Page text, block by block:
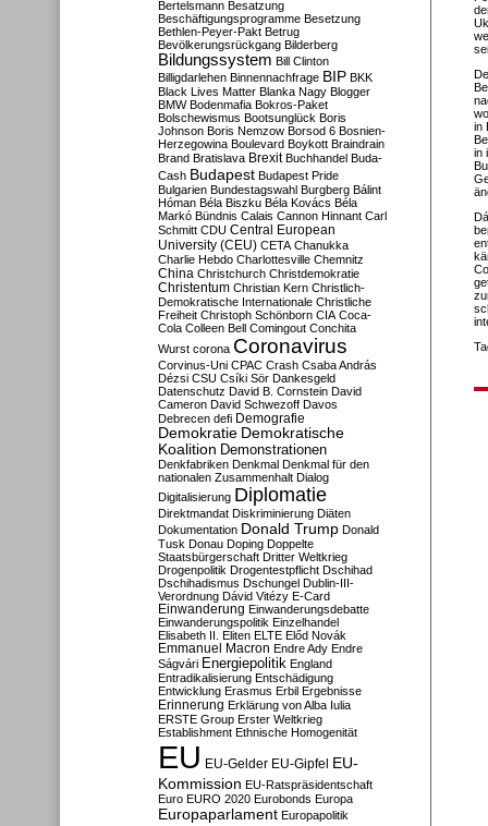
in
in
Bertelsmann Besatzung
Beschäftigungsprogramme Besetzung
Bethlen-Peyer-Pakt Betrug
Bevölkerungsrückgang Bilderberg
Bildungssystem Bill Clinton
Billigdarlehen Binnennachfrage BIP BKK
Black Lives Matter Blanka Nagy Blogger
BMW Bodenmafia Bokros-Paket
Bolschewismus Bootsunglück Boris
Johnson Boris Nemzow Borsod 6 Bosnien-
Herzegowina Boulevard Boykott Braindrain
Brand Bratislava Brexit Buchhandel Buda-
Cash Budapest Budapest Pride
Bulgarien Bundestagswahl Burgberg Bálint
Hóman Béla Biszku Béla Kovács Béla
Markó Bündnis Calais Cannon Hinnant Carl
Schmitt CDU Central European
University (CEU) CETA Chanukka
Charlie Hebdo Charlottesville Chemnitz
China Christchurch Christdemokratie
Christentum Christian Kern Christlich-
Demokratische Internationale Christliche
Freiheit Christoph Schönborn CIA Coca-
Cola Colleen Bell Comingout Conchita
Wurst corona Coronavirus
Corvinus-Uni CPAC Crash Csaba András
Dézsi CSU Csíki Sör Dankesgeld
Datenschutz David B. Cornstein David
Cameron David Schwezoff Davos
Debrecen defi Demografie
Demokratie Demokratische
Koalition Demonstrationen
Denkfabriken Denkmal Denkmal für den
nationalen Zusammenhalt Dialog
Digitalisierung Diplomatie
Direktmandat Diskriminierung Diäten
Dokumentation Donald Trump Donald
Tusk Donau Doping Doppelte
Staatsbürgerschaft Dritter Weltkrieg
Drogenpolitik Drogentestpflicht Dschihad
Dschihadismus Dschungel Dublin-III-
Verordnung Dávid Vitézy E-Card
Einwanderung Einwanderungsdebatte
Einwanderungspolitik Einzelhandel
Elisabeth II. Eliten ELTE Előd Novák
Emmanuel Macron Endre Ady Endre
Ságvári Energiepolitik England
Entradikalisierung Entschädigung
Entwicklung Erasmus Erbil Ergebnisse
Erinnerung Erklärung von Alba Iulia
ERSTE Group Erster Weltkrieg
Establishment Ethnische Homogenität
EU EU-Gelder EU-Gipfel EU-
Kommission EU-Ratspräsidentschaft
Euro EURO 2020 Eurobonds Europa
Europaparlament Europapolitik